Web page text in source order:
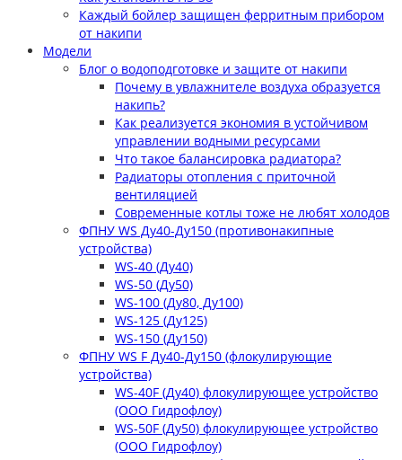
Каждый бойлер защищен ферритным прибором
от накипи
Модели
Блог о водоподготовке и защите от накипи
Почему в увлажнителе воздуха образуется
накипь?
Как реализуется экономия в устойчивом
управлении водными ресурсами
Что такое балансировка радиатора?
Радиаторы отопления с приточной
вентиляцией
Современные котлы тоже не любят холодов
ФПНУ WS Ду40-Ду150 (противонакипные
устройства)
WS-40 (Ду40)
WS-50 (Ду50)
WS-100 (Ду80, Ду100)
WS-125 (Ду125)
WS-150 (Ду150)
ФПНУ WS F Ду40-Ду150 (флокулирующие
устройства)
WS-40F (Ду40) флокулирующее устройство
(ООО Гидрофлоу)
WS-50F (Ду50) флокулирующее устройство
(ООО Гидрофлоу)